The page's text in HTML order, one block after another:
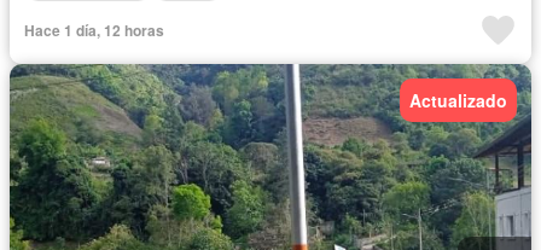
Hace 1 día, 12 horas
Actualizado